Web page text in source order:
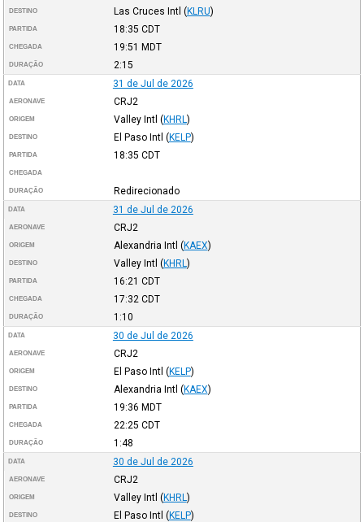
DESTINO Las Cruces Intl (KLRU)
PARTIDA 18:35 CDT
CHEGADA 19:51 MDT
DURAÇÃO 2:15
DATA 31 de Jul de 2026
AERONAVE CRJ2
ORIGEM Valley Intl (KHRL )
DESTINO El Paso Intl (KELP)
PARTIDA 18:35 CDT
CHEGADA
DURAÇÃO Redirecionado
DATA 31 de Jul de 2026
AERONAVE CRJ2
ORIGEM Alexandria Intl (KAEX)
DESTINO Valley Intl (KHRL )
PARTIDA 16:21 CDT
CHEGADA 17:32 CDT
DURAÇÃO 1:10
DATA 30 de Jul de 2026
AERONAVE CRJ2
ORIGEM El Paso Intl (KELP)
DESTINO Alexandria Intl (KAEX)
PARTIDA 19:36 MDT
CHEGADA 22:25 CDT
DURAÇÃO 1:48
DATA 30 de Jul de 2026
AERONAVE CRJ2
ORIGEM Valley Intl (KHRL )
DESTINO El Paso Intl (KELP)